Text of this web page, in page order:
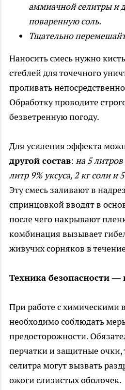
аммиачной селитры и
поваренную соль.
Тщательно
Наносить смесь нужно
стеблей для точечного
проливать
Обработку проводите
безветренную погоду.
Для усиления эффекта
другой состав: на 5
литр 9% уксуса, 2 кг соли
Эту смесь заливают в
спринцовкой вводят в
после чего накрывают
комбинация вызывает
живучих сорняков в
Техника безопасности —
При работе с химическими
необходимо соблюдать
предосторожности.
перчатки и защитные очки,
селитра могут вызвать
ожоги слизистых оболочек.